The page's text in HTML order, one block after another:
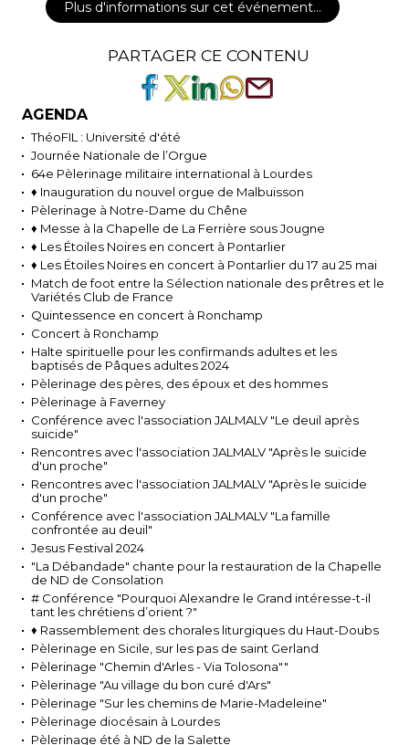
Plus d'informations sur cet événement…
PARTAGER CE CONTENU
AGENDA
ThéoFIL : Université d'été
Journée Nationale de l’Orgue
64e Pèlerinage militaire international à Lourdes
♦ Inauguration du nouvel orgue de Malbuisson
Pèlerinage à Notre-Dame du Chêne
♦ Messe à la Chapelle de La Ferrière sous Jougne
♦ Les Étoiles Noires en concert à Pontarlier
♦ Les Étoiles Noires en concert à Pontarlier du 17 au 25 mai
Match de foot entre la Sélection nationale des prêtres et le
Variétés Club de France
Quintessence en concert à Ronchamp
Concert à Ronchamp
Halte spirituelle pour les confirmands adultes et les
baptisés de Pâques adultes 2024
Pèlerinage des pères, des époux et des hommes
Pèlerinage à Faverney
Conférence avec l'association JALMALV "Le deuil après
suicide"
Rencontres avec l'association JALMALV "Après le suicide
d'un proche"
Rencontres avec l'association JALMALV "Après le suicide
d'un proche"
Conférence avec l'association JALMALV "La famille
confrontée au deuil"
Jesus Festival 2024
"La Débandade" chante pour la restauration de la Chapelle
de ND de Consolation
# Conférence "Pourquoi Alexandre le Grand intéresse-t-il
tant les chrétiens d’orient ?"
♦ Rassemblement des chorales liturgiques du Haut-Doubs
Pèlerinage en Sicile, sur les pas de saint Gerland
Pèlerinage "Chemin d'Arles - Via Tolosona""
Pèlerinage "Au village du bon curé d'Ars"
Pèlerinage "Sur les chemins de Marie-Madeleine"
Pèlerinage diocésain à Lourdes
Pèlerinage été à ND de la Salette